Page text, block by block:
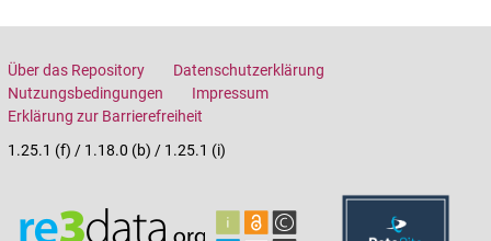
Über das Repository
Datenschutzerklärung
Nutzungsbedingungen
Impressum
Erklärung zur Barrierefreiheit
1.25.1 (f) / 1.18.0 (b) / 1.25.1 (i)